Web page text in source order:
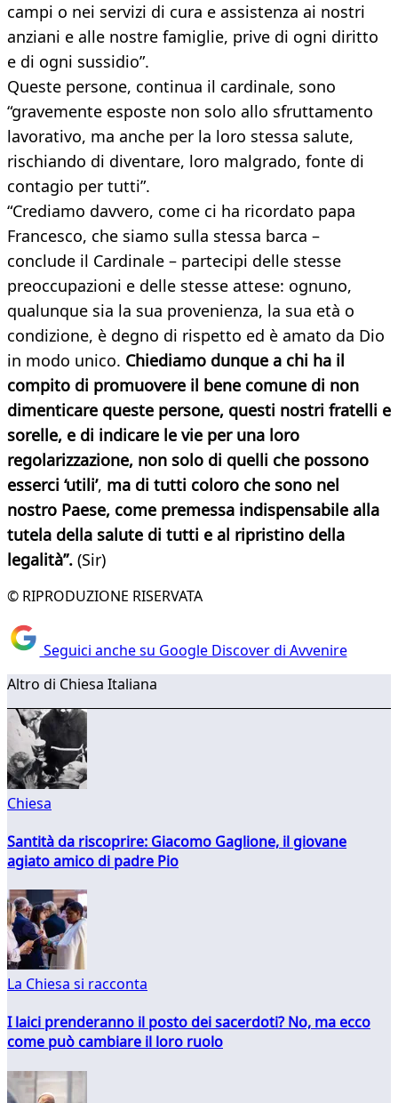
campi o nei servizi di cura e assistenza ai nostri
anziani e alle nostre famiglie, prive di ogni diritto
e di ogni sussidio”.
Queste persone, continua il cardinale, sono
“gravemente esposte non solo allo sfruttamento
lavorativo, ma anche per la loro stessa salute,
rischiando di diventare, loro malgrado, fonte di
contagio per tutti”.
“Crediamo davvero, come ci ha ricordato papa
Francesco, che siamo sulla stessa barca –
conclude il Cardinale – partecipi delle stesse
preoccupazioni e delle stesse attese: ognuno,
qualunque sia la sua provenienza, la sua età o
condizione, è degno di rispetto ed è amato da Dio
in modo unico. Chiediamo dunque a chi ha il
compito di promuovere il bene comune di non
dimenticare queste persone, questi nostri fratelli e
sorelle, e di indicare le vie per una loro
regolarizzazione, non solo di quelli che possono
esserci ‘utili’, ma di tutti coloro che sono nel
nostro Paese, come premessa indispensabile alla
tutela della salute di tutti e al ripristino della
legalità”. ​ (Sir)
© RIPRODUZIONE RISERVATA
Seguici anche su Google Discover di Avvenire
Altro di Chiesa Italiana
Chiesa
Santità da riscoprire: Giacomo Gaglione, il giovane
agiato amico di padre Pio
La Chiesa si racconta
I laici prenderanno il posto dei sacerdoti? No, ma ecco
come può cambiare il loro ruolo